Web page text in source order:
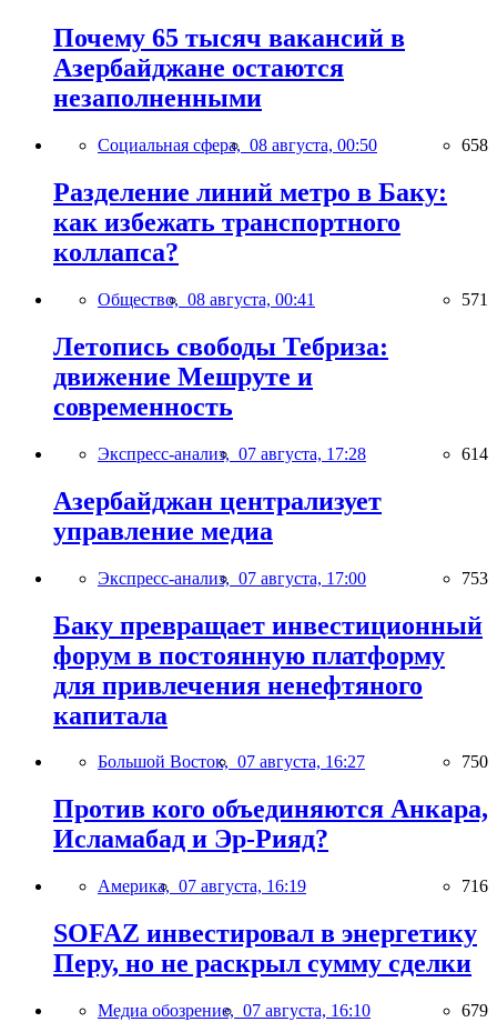
Почему 65 тысяч вакансий в
Азербайджане остаются
незаполненными
Социальная сфера, 08 августа, 00:50 658
Разделение линий метро в Баку:
как избежать транспортного
коллапса?
Общество, 08 августа, 00:41 571
Летопись свободы Тебриза:
движение Мешруте и
современность
Экспресс-анализ, 07 августа, 17:28 614
Азербайджан централизует
управление медиа
Экспресс-анализ, 07 августа, 17:00 753
Баку превращает инвестиционный
форум в постоянную платформу
для привлечения ненефтяного
капитала
Большой Восток, 07 августа, 16:27 750
Против кого объединяются Анкара,
Исламабад и Эр-Рияд?
Америка, 07 августа, 16:19 716
SOFAZ инвестировал в энергетику
Перу, но не раскрыл сумму сделки
Медиа обозрение, 07 августа, 16:10 679